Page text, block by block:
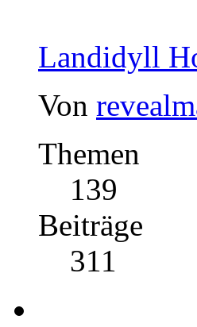
Landidyll
Von
Themen
139
Beiträge
311